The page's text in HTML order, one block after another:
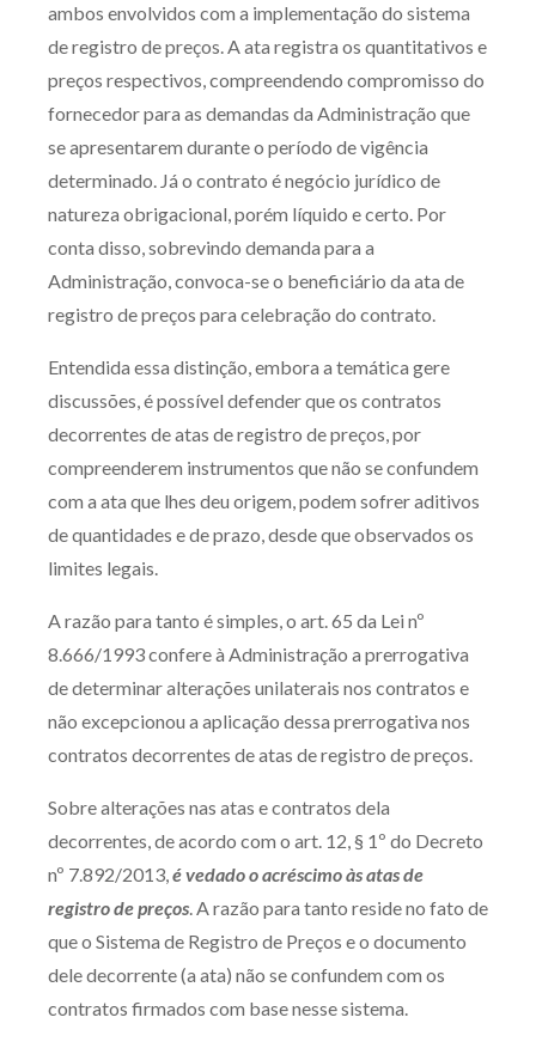
ambos envolvidos com a implementação do sistema
de registro de preços. A ata registra os quantitativos e
preços respectivos, compreendendo compromisso do
fornecedor para as demandas da Administração que
se apresentarem durante o período de vigência
determinado. Já o contrato é negócio jurídico de
natureza obrigacional, porém líquido e certo. Por
conta disso, sobrevindo demanda para a
Administração, convoca-se o beneficiário da ata de
registro de preços para celebração do contrato.
Entendida essa distinção, embora a temática gere
discussões, é possível defender que os contratos
decorrentes de atas de registro de preços, por
compreenderem instrumentos que não se confundem
com a ata que lhes deu origem, podem sofrer aditivos
de quantidades e de prazo, desde que observados os
limites legais.
A razão para tanto é simples, o art. 65 da Lei nº
8.666/1993 confere à Administração a prerrogativa
de determinar alterações unilaterais nos contratos e
não excepcionou a aplicação dessa prerrogativa nos
contratos decorrentes de atas de registro de preços.
Sobre alterações nas atas e contratos dela
decorrentes, de acordo com o art. 12, § 1º do Decreto
nº 7.892/2013,é vedado o acréscimo às atas de
registro de preços. A razão para tanto reside no fato de
que o Sistema de Registro de Preços e o documento
dele decorrente (a ata) não se confundem com os
contratos firmados com base nesse sistema.